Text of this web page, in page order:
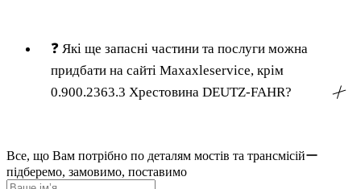
❓ Які ще запасні частини та послуги можна
придбати на сайті Maxaxleservice, крім
0.900.2363.3 Хрестовина DEUTZ-FAHR?
╳
Все, що Вам потрібно по деталям мостів та трансмісійー
підберемо, замовимо, поставимо